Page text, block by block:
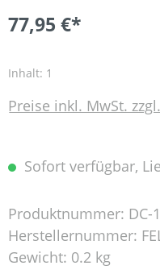
77,95 €*
Inhalt: 1
Preise inkl. MwSt.
Sofort verfügbar,
Produktnummer: DC-
Herstellernummer:
Gewicht: 0.2 kg